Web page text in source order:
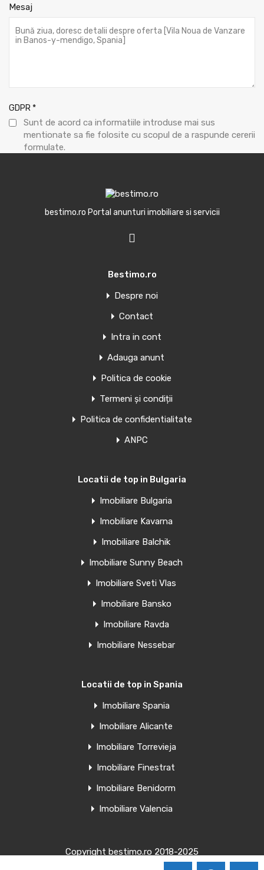
Mesaj
GDPR*
Sunt de acord ca informatiile introduse mai sus
mentionate sa fie folosite cu scopul de a raspunde cererii
formulate.
Penthouse de vanzare in Torrevieja,
penthouse-uri noi în Torrevieja.…
Suprafață
39
mp
Penthouse de vanzare in Torrevieja,
Clădire rezidențială elegantă, la 60 m de plaja El Acequion…
Suprafață
39 mp
€185,000 Euro
Penthouse de vanzare in Torrevieja,
Apartamente moderne nou construite în centrul orașului
Suprafață
bestimo.ro Portal anunturi imobiliare si servicii
Bestimo.ro
Despre noi
Contact
Intra in cont
Adauga anunt
Politica de cookie
Termeni și condiții
Politica de confidentialitate
ANPC
Locatii de top in Bulgaria
Imobiliare Bulgaria
Imobiliare Kavarna
Imobiliare Balchik
Imobiliare Sunny Beach
Imobiliare Sveti Vlas
Imobiliare Bansko
Imobiliare Ravda
Imobiliare Nessebar
Locatii de top in Spania
Imobiliare Spania
Imobiliare Alicante
Imobiliare Torrevieja
Imobiliare Finestrat
Imobiliare Benidorm
Imobiliare Valencia
Copyright bestimo.ro 2018-2025